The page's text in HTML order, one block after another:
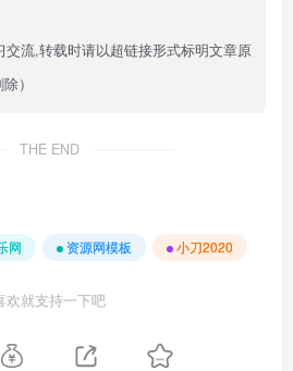
交流,转载时请以超链接形式标明文章原
）
THE END
网 资源网模板 小刀2020
欢就支持一下吧